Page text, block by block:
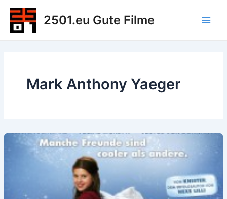
Zum
Inhalt
springen
2501.eu Gute Filme
Mark Anthony Yaeger